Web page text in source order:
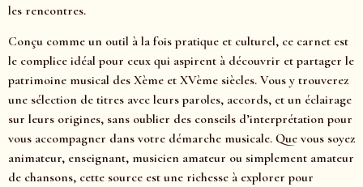
les rencontres.
Conçu comme un outil à la fois pratique et culturel, ce carnet est
le complice idéal pour ceux qui aspirent à découvrir et partager le
patrimoine musical des Xème et XVème siècles. Vous y trouverez
une sélection de titres avec leurs paroles, accords, et un éclairage
sur leurs origines, sans oublier des conseils d’interprétation pour
vous accompagner dans votre démarche musicale. Que vous soyez
animateur, enseignant, musicien amateur ou simplement amateur
de chansons, cette source est une richesse à explorer pour